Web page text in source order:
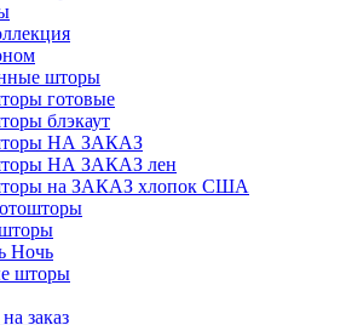
шторы
готовые
блэкаут
НА ЗАКАЗ
НА ЗАКАЗ лен
на ЗАКАЗ хлопок США
Ночь
шторы
заказ